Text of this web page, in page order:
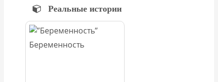
Реальные истории
Беременность